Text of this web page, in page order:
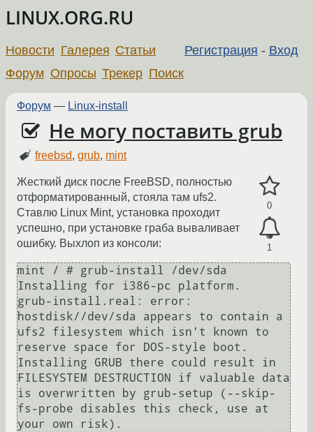
LINUX.ORG.RU
Регистрация - Вход
Новости Галерея Статьи
Форум Опросы Трекер Поиск
Форум — Linux-install
Не могу поставить grub
freebsd,grub, mint
0
1
Жесткий диск после FreeBSD, полностью
отформатированный, стояла там ufs2.
Ставлю Linux Mint, установка проходит
успешно, при установке граба вываливает
ошибку. Выхлоп из консоли:
mint / # grub-install /dev/sda
Installing for i386-pc platform.
grub-install.real: error:
hostdisk//dev/sda appears to contain a
ufs2 filesystem which isn't known to
reserve space for DOS-style boot.
Installing GRUB there could result in
FILESYSTEM DESTRUCTION if valuable data
is overwritten by grub-setup (--skip-
fs-probe disables this check, use at
your own risk).